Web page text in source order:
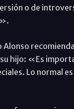
o de
hijo: «Es
Lo normal